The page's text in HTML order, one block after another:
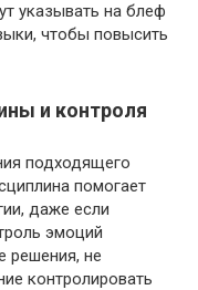
указывать на блеф
чтобы повысить
и контроля
подходящего
помогает
даже если
эмоций
решения, не
контролировать